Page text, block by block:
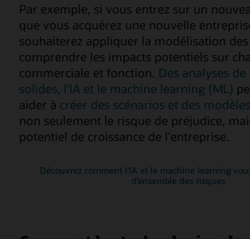
Par exemple, si vous entrez sur un
que vous acquérez une nouvelle
souhaiterez appliquer la modélisation
comprendre les impacts potentiels sur
commerciale et fonction. Des analyses
solides, l’IA et le machine learning (ML)
aider à créer des scénarios et des modèles
non seulement le risque de préjudice,
potentiel de croissance de l'entreprise.
Découvrez comment l’IA et le machine learning
d’ensemble des risques